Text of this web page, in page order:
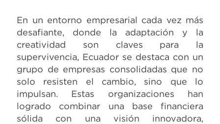
En un entorno empresarial cada vez más
desafiante, donde la adaptación y la
creatividad son claves para la
supervivencia, Ecuador se destaca con un
grupo de empresas consolidadas que no
solo resisten el cambio, sino que lo
impulsan. Estas organizaciones han
logrado combinar una base financiera
sólida con una visión innovadora,